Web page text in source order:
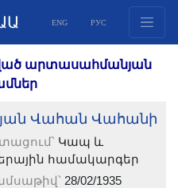
ENG РУС
արտասահմանյան
Վահան Վահանի
Կապ և
համակարգեր
28/02/1935